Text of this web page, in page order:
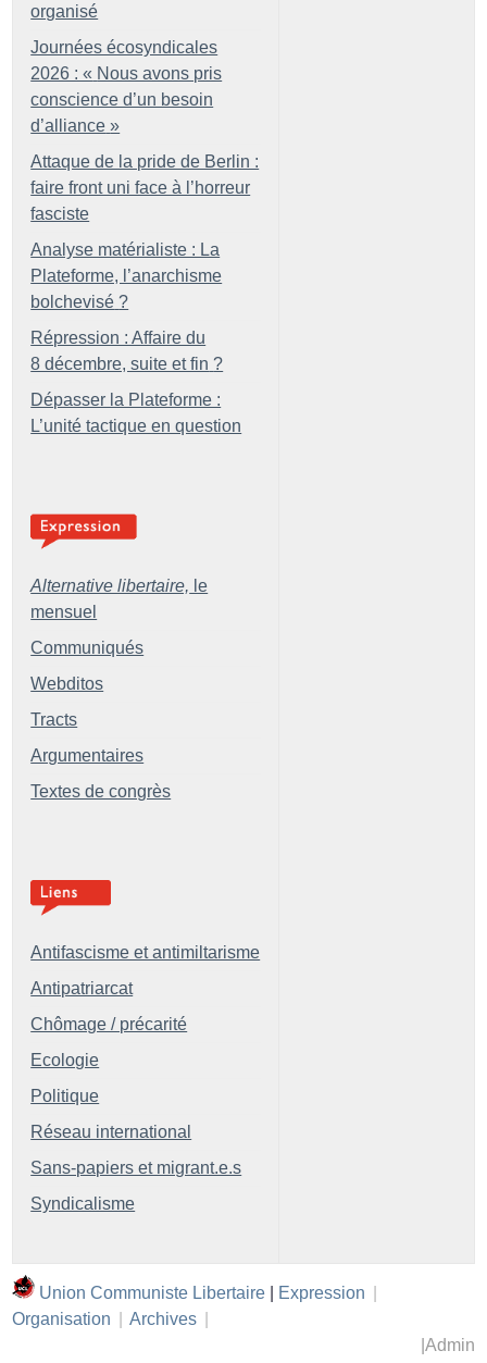
organisé
Journées écosyndicales
2026 : « Nous avons pris
conscience d’un besoin
d’alliance »
Attaque de la pride de Berlin :
faire front uni face à l’horreur
fasciste
Analyse matérialiste : La
Plateforme, l’anarchisme
bolchevisé ?
Répression : Affaire du
8 décembre, suite et fin ?
Dépasser la Plateforme :
L’unité tactique en question
Alternative libertaire, le
mensuel
Communiqués
Webditos
Tracts
Argumentaires
Textes de congrès
Antifascisme et antimiltarisme
Antipatriarcat
Chômage / précarité
Ecologie
Politique
Réseau international
Sans-papiers et migrant.e.s
Syndicalisme
Union Communiste Libertaire Expression
Organisation
Archives
Admin